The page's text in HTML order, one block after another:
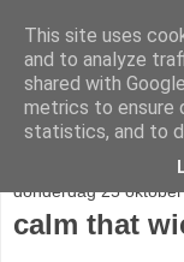
stereo
donderdag 25
calm that
This site uses
and to analyze
shared with
metrics to ensure
statistics, and to